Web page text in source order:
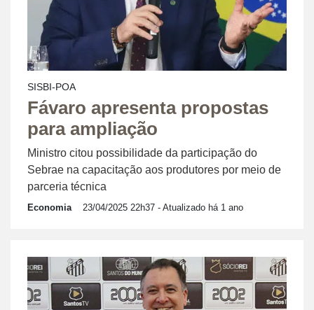
SISBI-POA
Fávaro apresenta propostas
para ampliação
Ministro citou possibilidade da participação do
Sebrae na capacitação aos produtores por meio de
parceria técnica
Economia 23/04/2025 22h37 - Atualizado há 1 ano